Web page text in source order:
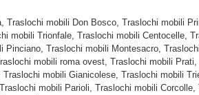
mobili Don Bosco, Traslochi mobili
mobili Trionfale, Traslochi mobili Centocelle,
Traslochi mobili Montesacro,
mobili roma ovest, Traslochi mobili
mobili Gianicolese, Traslochi mobili
mobili Parioli, Traslochi mobili